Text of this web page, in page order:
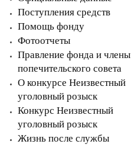
Поступления средств
Помощь фонду
Фотоотчеты
Правление фонда и члены
попечительского совета
О конкурсе Неизвестный
уголовный розыск
Конкурс Неизвестный
уголовный розыск
Жизнь после службы